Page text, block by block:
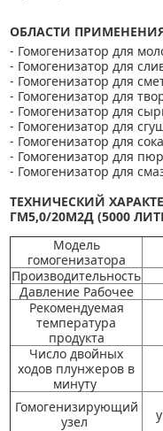
ОБЛАСТИ
- Гомогенизатор для
- Гомогенизатор для
- Гомогенизатор для
- Гомогенизатор для
- Гомогенизатор для
- Гомогенизатор для
- Гомогенизатор для сока
- Гомогенизатор для
- Гомогенизатор для
ТЕХНИЧЕСКИЙ
ГМ5,0/20М2Д (5000
Модель
гомогенизатора
Производительность
Давление Рабочее
Рекомендуемая
температура
продукта
Число двойных
ходов плунжеров в
минуту
Гомогенизирующий
узел